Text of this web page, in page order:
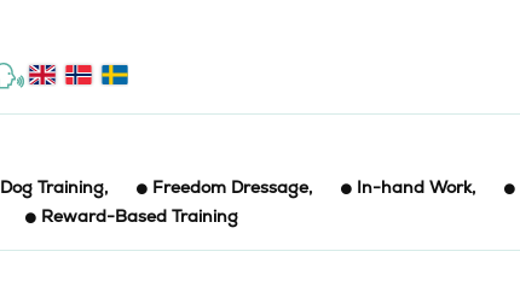
Dog Training, Freedom Dressage, In-hand Work,
Reward-Based Training